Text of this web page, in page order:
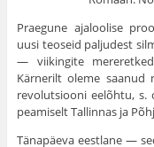
Praegune ajaloolise
uusi teoseid paljudest
— viikingite
Kärnerilt oleme saanud
revolutsiooni eelõhtu, s.
peamiselt Tallinnas ja
Tänapäeva eestlane —